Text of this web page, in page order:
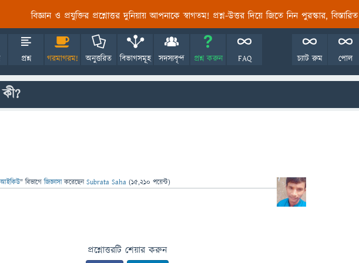
বিজ্ঞান ও প্রযুক্তির প্রশ্নোত্তর দুনিয়ায় আপনাকে স্বাগতম! প্রশ্ন-উত্তর দিয়ে জিতে নিন পুরস্কার, বিস্তারিত
প্রশ্ন গরমাগরম! অনুত্তরিত বিভাগসমূহ সদস্যবৃন্দ প্রশ্ন করুন FAQ পোল
চ্যাট রুম
আইকিউ" বিভাগে জিজ্ঞাসাকরেছেনSubrata Saha (15,210 পয়েন্ট)
প্রশ্নোত্তরটি শেয়ার করুন